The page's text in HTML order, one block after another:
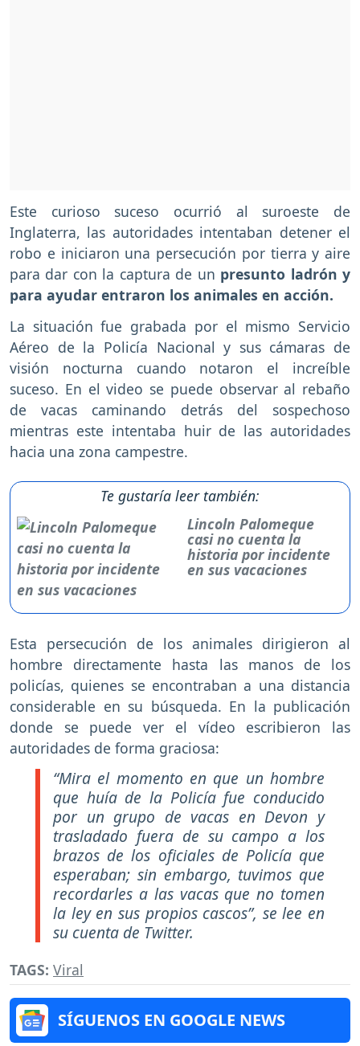
Este curioso suceso ocurrió al suroeste de
Inglaterra, las autoridades intentaban detener el
robo e iniciaron una persecución por tierra y aire
para dar con la captura de un presunto ladrón y
para ayudar entraron los animales en acción.
La situación fue grabada por el mismo Servicio
Aéreo de la Policía Nacional y sus cámaras de
visión nocturna cuando notaron el increíble
suceso. En el video se puede observar al rebaño
de vacas caminando detrás del sospechoso
mientras este intentaba huir de las autoridades
hacia una zona campestre.
Te gustaría leer también:
Lincoln Palomeque
casi no cuenta la
historia por incidente
en sus vacaciones
Esta persecución de los animales dirigieron al
hombre directamente hasta las manos de los
policías, quienes se encontraban a una distancia
considerable en su búsqueda. En la publicación
donde se puede ver el vídeo escribieron las
autoridades de forma graciosa:
“Mira el momento en que un hombre
que huía de la Policía fue conducido
por un grupo de vacas en Devon y
trasladado fuera de su campo a los
brazos de los oficiales de Policía que
esperaban; sin embargo, tuvimos que
recordarles a las vacas que no tomen
la ley en sus propios cascos”, se lee en
su cuenta de Twitter.
TAGS: Viral
SÍGUENOS EN GOOGLE NEWS